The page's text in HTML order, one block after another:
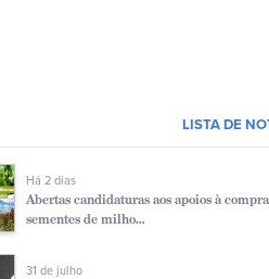
LISTA DE
Há 2 dias
Abertas candidaturas aos apoios à
sementes de milho...
31 de julho